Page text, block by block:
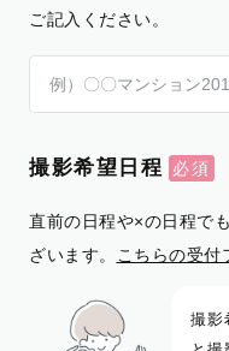
ご記入ください。
撮影希望日程
直前の日程や×の日程で
ざいます。
こちらの受付
撮影